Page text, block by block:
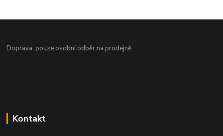
Doprava: pouze osobní odběr na prodejně
Kontakt